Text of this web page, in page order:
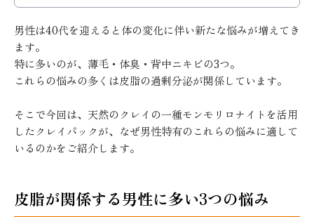
男性は40代を迎えると体の変化に伴い新たな悩みが増えてき
ます。
特に多いのが、薄毛・体臭・背中ニキビの3つ。
これらの悩みの多くは皮脂の過剰分泌が関係しています。
そこで今回は、天然のクレイの一種モンモリロナイトを活用
したクレイパックが、なぜ男性特有のこれらの悩みに適して
いるのかをご紹介します。
皮脂が関係する男性に多い3つの悩み